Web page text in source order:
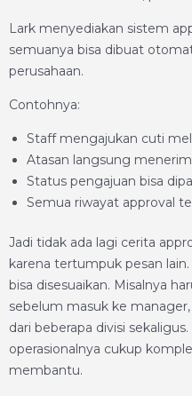
Lark menyediakan sistem
semuanya bisa dibuat
perusahaan.
Contohnya:
Staff mengajukan cuti
Atasan langsung
Status pengajuan bisa
Semua riwayat approval
Jadi tidak ada lagi cerita
karena tertumpuk pesan
bisa disesuaikan. Misalnya
sebelum masuk ke
dari beberapa divisi
operasionalnya cukup
membantu.